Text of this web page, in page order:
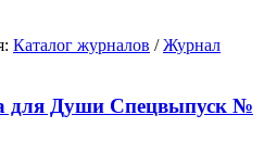
Каталог журналов /Журнал
Души Спецвыпуск №